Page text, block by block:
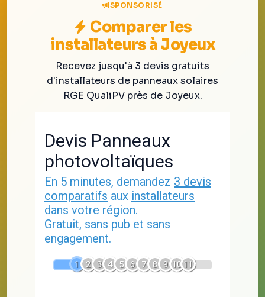
SPONSORISÉ
Comparer les
installateurs à Joyeux
Recevez jusqu'à 3 devis gratuits
d'installateurs de panneaux solaires
RGE QualiPV près de Joyeux.
Devis Panneaux
photovoltaïques
En 5 minutes, demandez 3 devis
comparatifs aux installateurs
dans votre région.
Gratuit, sans pub et sans
engagement.
1 2 3 4 5 6 7 8 9 10 11